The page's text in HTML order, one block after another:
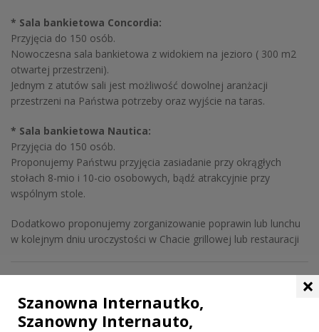
* Sala bankietowa Concordia:
Przyjęcia do 150 osób.
Nowoczesna sala bankietowa z widokiem na jezioro ( 300 m2
otwartej przestrzeni).
Jednym z atutów sali jest możliwość dowolnej aranżacji
przestrzeni na Państwa potrzeby oraz wyjście na taras.
* Sala bankietowa Nautica:
Przyjęcia do 150 osób.
Proponujemy Państwu przyjęcia zasiadanie przy okrągłych
stołach 8-mio i 10-cio osobowych, bądź atrakcyjnie przy
wspólnym stole.
Dodatkowo proponujemy zorganizowanie poprawin lub lunchu
w kolejnym dniu uroczystości w Chacie grillowej lub restauracji
×
Szanowna Internautko,
Szanowny Internauto,